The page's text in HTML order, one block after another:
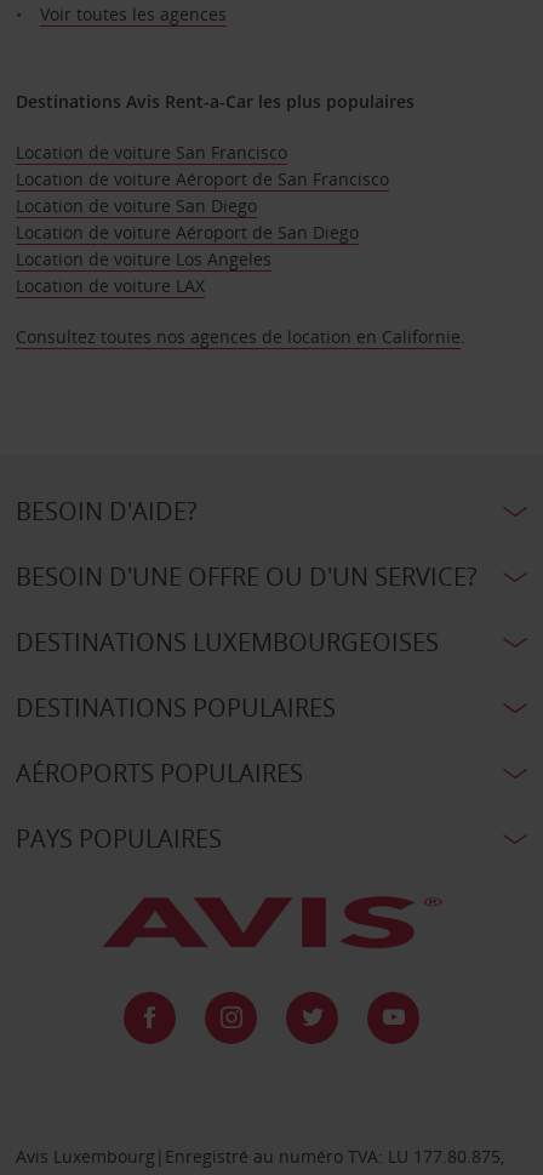
Voir toutes les agences
Destinations Avis Rent-a-Car les plus populaires
Location de voiture San Francisco
Location de voiture Aéroport de San Francisco
Location de voiture San Diego
Location de voiture Aéroport de San Diego
Location de voiture Los Angeles
Location de voiture LAX
Consultez toutes nos agences de location en Californie
BESOIN D'AIDE?
BESOIN D'UNE OFFRE OU D'UN SERVICE?
DESTINATIONS LUXEMBOURGEOISES
DESTINATIONS POPULAIRES
AÉROPORTS POPULAIRES
PAYS POPULAIRES
Avis Luxembourg|Enregistré au numéro TVA: LU 177.80.875,